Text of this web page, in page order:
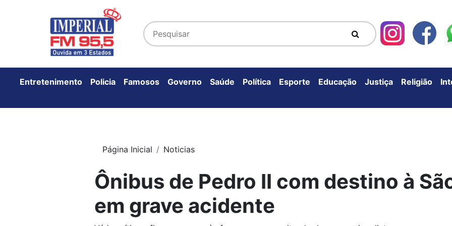
Entretenimento Policia Famosos Governo Saúde Política Esporte Educação Justiça Religião
Página Inicial Noticias
Ônibus de Pedro II com destino à
em grave acidente